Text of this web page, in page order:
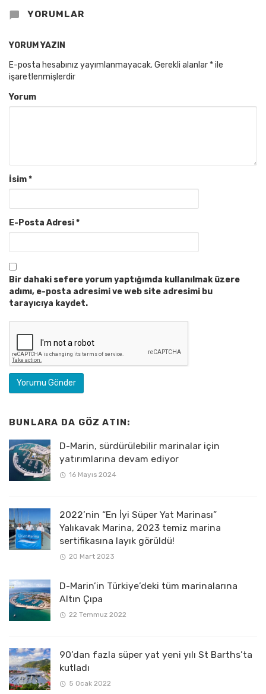
YORUMLAR
YORUM YAZIN
E-posta hesabınız yayımlanmayacak. Gerekli alanlar *ile
işaretlenmişlerdir
Yorum
İsim*
E-Posta Adresi*
Bir dahaki sefere yorum yaptığımda kullanılmak üzere
adımı, e-posta adresimi ve web site adresimi bu
tarayıcıya kaydet.
BUNLARA DA GÖZ ATIN:
D-Marin, sürdürülebilir marinalar için
yatırımlarına devam ediyor
16 Mayıs 2024
2022’nin “En İyi Süper Yat Marinası”
Yalıkavak Marina, 2023 temiz marina
sertifikasına layık görüldü!
20 Mart 2023
D-Marin’in Türkiye’deki tüm marinalarına
Altın Çıpa
22 Temmuz 2022
90’dan fazla süper yat yeni yılı St Barths’ta
kutladı
5 Ocak 2022